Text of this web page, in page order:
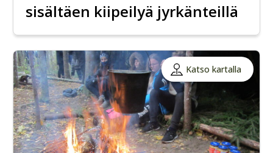
sisältäen kiipeilyä jyrkänteillä
Katso kartalla